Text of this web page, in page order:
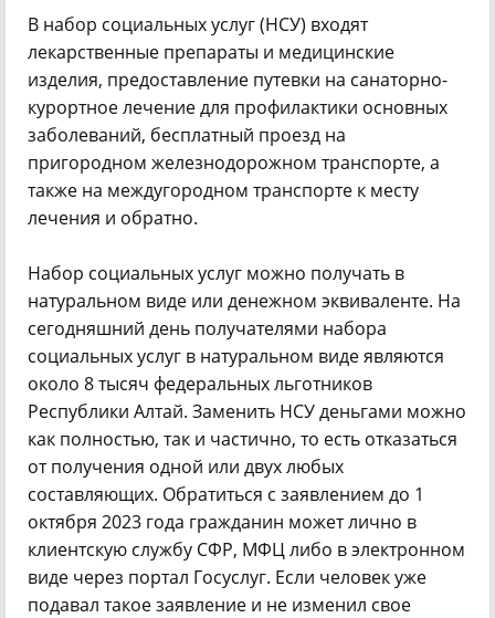
В набор социальных услуг (НСУ) входят
лекарственные препараты и медицинские
изделия, предоставление путевки на санаторно-
курортное лечение для профилактики основных
заболеваний, бесплатный проезд на
пригородном железнодорожном транспорте, а
также на междугородном транспорте к месту
лечения и обратно.
Набор социальных услуг можно получать в
натуральном виде или денежном эквиваленте. На
сегодняшний день получателями набора
социальных услуг в натуральном виде являются
около 8 тысяч федеральных льготников
Республики Алтай. Заменить НСУ деньгами можно
как полностью, так и частично, то есть отказаться
от получения одной или двух любых
составляющих. Обратиться с заявлением до 1
октября 2023 года гражданин может лично в
клиентскую службу СФР, МФЦ либо в электронном
виде через портал Госуслуг. Если человек уже
подавал такое заявление и не изменил свое